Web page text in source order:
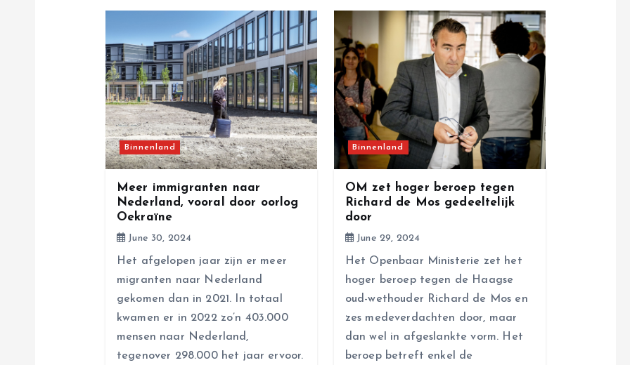
Binnenland
Meer immigranten naar
Nederland, vooral door oorlog
Oekraïne
June 30, 2024
Het afgelopen jaar zijn er meer
migranten naar Nederland
gekomen dan in 2021. In totaal
kwamen er in 2022 zo’n 403.000
mensen naar Nederland,
tegenover 298.000 het jaar ervoor.
Binnenland
OM zet hoger beroep tegen
Richard de Mos gedeeltelijk
door
June 29, 2024
Het Openbaar Ministerie zet het
hoger beroep tegen de Haagse
oud-wethouder Richard de Mos en
zes medeverdachten door, maar
dan wel in afgeslankte vorm. Het
beroep betreft enkel de